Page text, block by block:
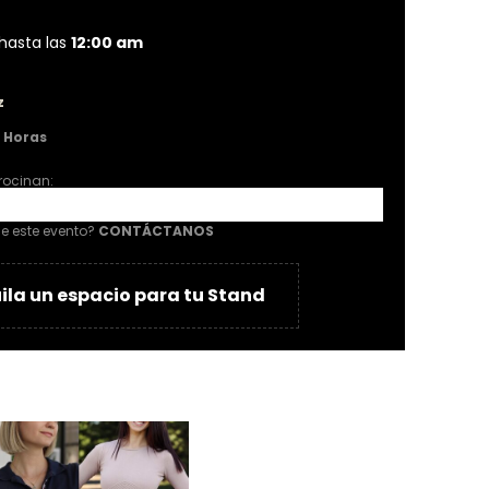
las 12:00 am
Horas
este evento? CONTÁCTANOS
un espacio para tu Stand